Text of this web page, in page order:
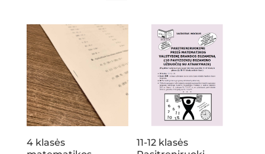
4 klasės
11-12 klasės